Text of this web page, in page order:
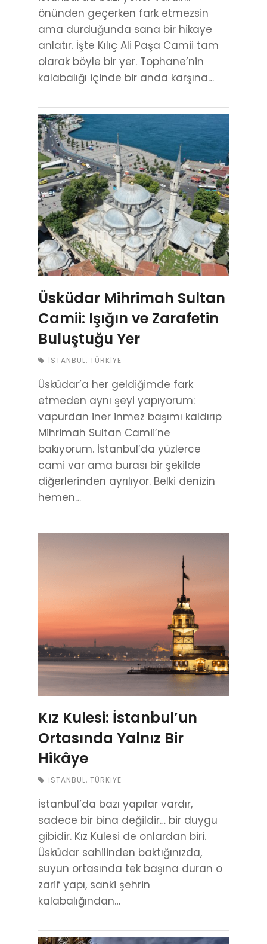
önünden geçerken fark etmezsin
ama durduğunda sana bir hikaye
anlatır. İşte Kılıç Ali Paşa Camii tam
olarak böyle bir yer. Tophane’nin
kalabalığı içinde bir anda karşına…
Üsküdar Mihrimah Sultan
Camii: Işığın ve Zarafetin
Buluştuğu Yer
İSTANBUL, TÜRKIYE
Üsküdar’a her geldiğimde fark
etmeden aynı şeyi yapıyorum:
vapurdan iner inmez başımı kaldırıp
Mihrimah Sultan Camii’ne
bakıyorum. İstanbul’da yüzlerce
cami var ama burası bir şekilde
diğerlerinden ayrılıyor. Belki denizin
hemen…
Kız Kulesi: İstanbul’un
Ortasında Yalnız Bir
Hikâye
İSTANBUL, TÜRKIYE
İstanbul’da bazı yapılar vardır,
sadece bir bina değildir… bir duygu
gibidir. Kız Kulesi de onlardan biri.
Üsküdar sahilinden baktığınızda,
suyun ortasında tek başına duran o
zarif yapı, sanki şehrin
kalabalığından…